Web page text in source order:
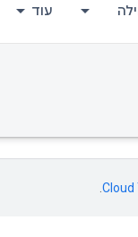
עוד
Cloud